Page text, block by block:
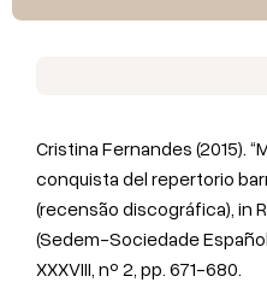
Cristina Fernandes (2015).
conquista del repertorio
(recensão discográfica), in
(Sedem-Sociedade
XXXVIII, nº 2, pp. 671-680.